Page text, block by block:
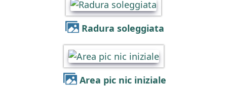
Radura soleggiata
Area pic nic iniziale